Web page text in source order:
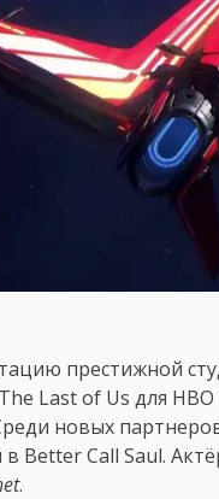
престижной
Last of Us для
новых
Better Call Saul.
.